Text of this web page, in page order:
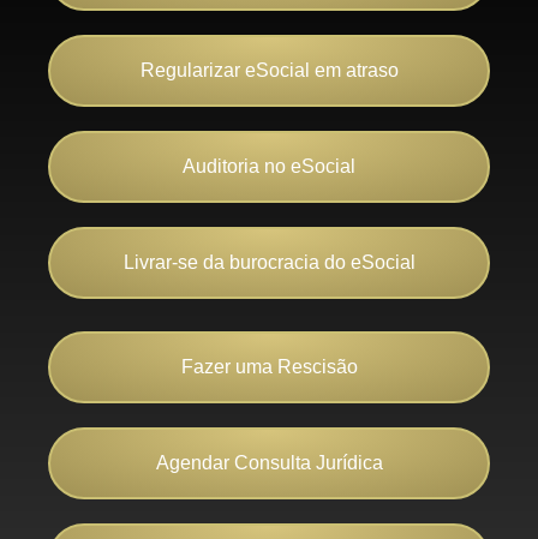
Regularizar eSocial em atraso
Auditoria no eSocial
Livrar-se da burocracia do eSocial
Fazer uma Rescisão
Agendar Consulta Jurídica